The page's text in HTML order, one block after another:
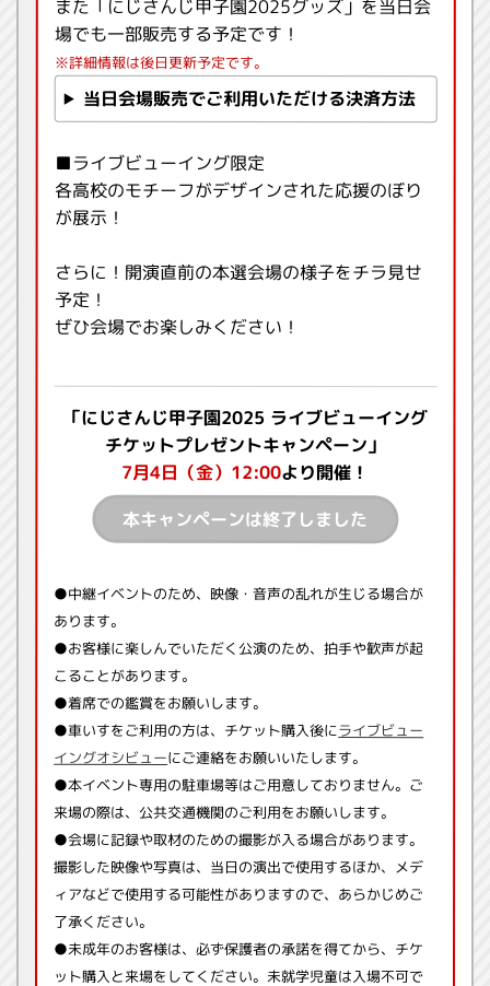
また「にじさんじ甲子園2025グッズ」を当日会
場でも一部販売する予定です！
※詳細情報は後日更新予定です。
当日会場販売でご利用いただける決済方法
■ライブビューイング限定
各高校のモチーフがデザインされた応援のぼり
が展示！
さらに！開演直前の本選会場の様子をチラ見せ
予定！
ぜひ会場でお楽しみください！
「にじさんじ甲子園2025 ライブビューイング
チケットプレゼントキャンペーン」
7月4日（金）12:00より開催！
本キャンペーンは終了しました
●中継イベントのため、映像・音声の乱れが生じる場合が
あります。
●お客様に楽しんでいただく公演のため、拍手や歓声が起
こることがあります。
●着席での鑑賞をお願いします。
●車いすをご利用の方は、チケット購入後にライブビュー
イングオシビューにご連絡をお願いいたします。
●本イベント専用の駐車場等はご用意しておりません。ご
来場の際は、公共交通機関のご利用をお願いします。
●会場に記録や取材のための撮影が入る場合があります。
撮影した映像や写真は、当日の演出で使用するほか、メデ
ィアなどで使用する可能性がありますので、あらかじめご
了承ください。
●未成年のお客様は、必ず保護者の承諾を得てから、チケ
ット購入と来場をしてください。未就学児童は入場不可で